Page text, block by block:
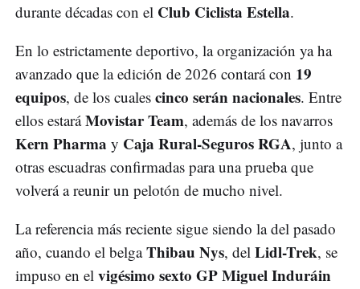
durante décadas con el Club Ciclista Estella.
En lo estrictamente deportivo, la organización ya ha
avanzado que la edición de 2026 contará con 19
equipos, de los cuales cinco serán nacionales. Entre
ellos estaráMovistar Team, además de los navarros
Kern Pharma y Caja Rural-Seguros RGA, junto a
otras escuadras confirmadas para una prueba que
volverá a reunir un pelotón de mucho nivel.
La referencia más reciente sigue siendo la del pasado
año, cuando el belgaThibau Nys, del Lidl-Trek, se
impuso en el vigésimo sexto GP Miguel Induráin